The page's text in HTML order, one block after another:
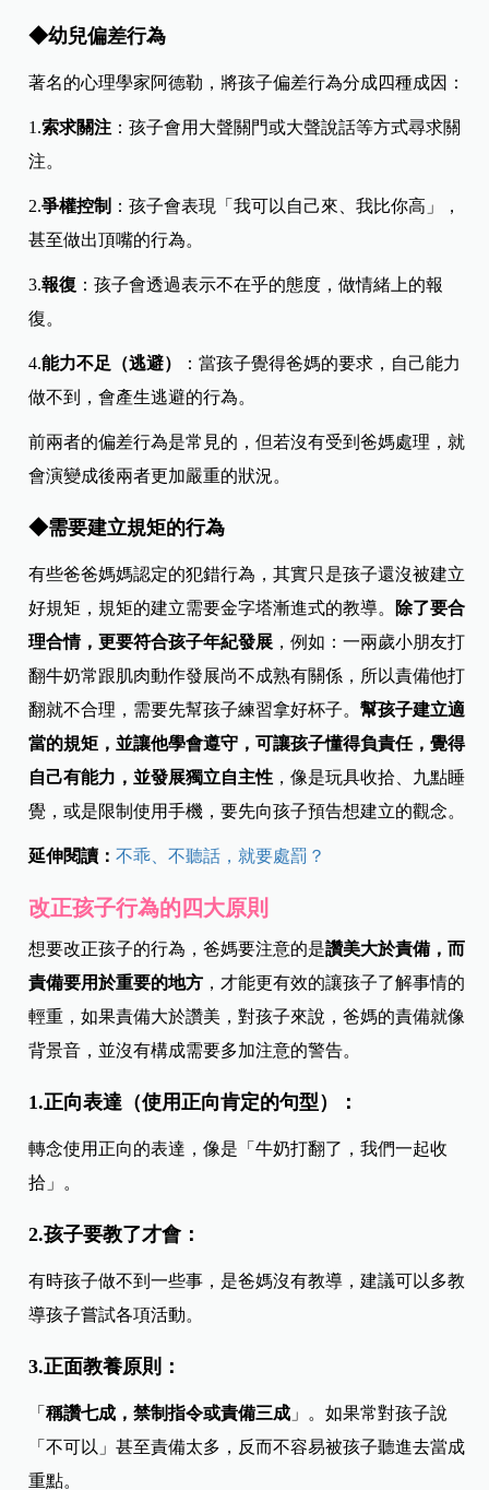
◆幼兒偏差行為
著名的心理學家阿德勒，將孩子偏差行為分成四種成因：
1.索求關注 ：孩子會用大聲關門或大聲說話等方式尋求關
注。
2.爭權控制 ：孩子會表現「我可以自己來、我比你高」，
甚至做出頂嘴的行為。
3.報復 ：孩子會透過表示不在乎的態度，做情緒上的報
復。
4.能力不足（逃避）
：當孩子覺得爸媽的要求，自己能力
做不到，會產生逃避的行為。
前兩者的偏差行為是常見的，但若沒有受到爸媽處理，就
會演變成後兩者更加嚴重的狀況。
◆需要建立規矩的行為
有些爸爸媽媽認定的犯錯行為，其實只是孩子還沒被建立
好規矩，規矩的建立需要金字塔漸進式的教導。
除了要合
理合情，更要符合孩子年紀發展 ，例如：一兩歲小朋友打
翻牛奶常跟肌肉動作發展尚不成熟有關係，所以責備他打
翻就不合理，需要先幫孩子練習拿好杯子。幫孩子建立適
當的規矩，並讓他學會遵守，可讓孩子懂得負責任，覺得
自己有能力，並發展獨立自主性 ，像是玩具收拾、九點睡
覺，或是限制使用手機，要先向孩子預告想建立的觀念。
延伸閱讀：不乖、不聽話，就要處罰？
改正孩子行為的四大原則
想要改正孩子的行為，爸媽要注意的是讚美大於責備，而
責備要用於重要的地方 ，才能更有效的讓孩子了解事情的
輕重，如果責備大於讚美，對孩子來說，爸媽的責備就像
背景音，並沒有構成需要多加注意的警告。
1.正向表達（使用正向肯定的句型）：
轉念使用正向的表達，像是「牛奶打翻了，我們一起收
拾」。
2.孩子要教了才會：
有時孩子做不到一些事，是爸媽沒有教導，建議可以多教
導孩子嘗試各項活動。
3.正面教養原則：
「稱讚七成，禁制指令或責備三成 」。如果常對孩子說
「不可以」甚至責備太多，反而不容易被孩子聽進去當成
重點。